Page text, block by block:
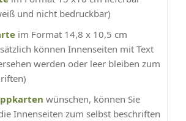
und nicht bedruckbar)
im Format 14,8 x 10,5 cm
können Innenseiten mit Text
werden oder leer bleiben zum
wünschen, können Sie
Innenseiten zum selbst beschriften